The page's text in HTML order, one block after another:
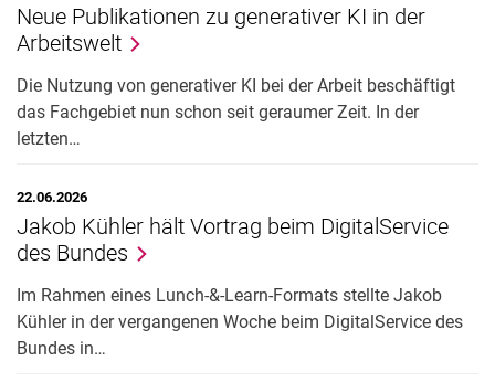
Neue Publikationen zu generativer KI in der
Arbeitswelt
Die Nutzung von generativer KI bei der Arbeit beschäftigt
das Fachgebiet nun schon seit geraumer Zeit. In der
letzten…
22.06.2026
Jakob Kühler hält Vortrag beim DigitalService
des Bundes
Im Rahmen eines Lunch-&-Learn-Formats stellte Jakob
Kühler in der vergangenen Woche beim DigitalService des
Bundes in…